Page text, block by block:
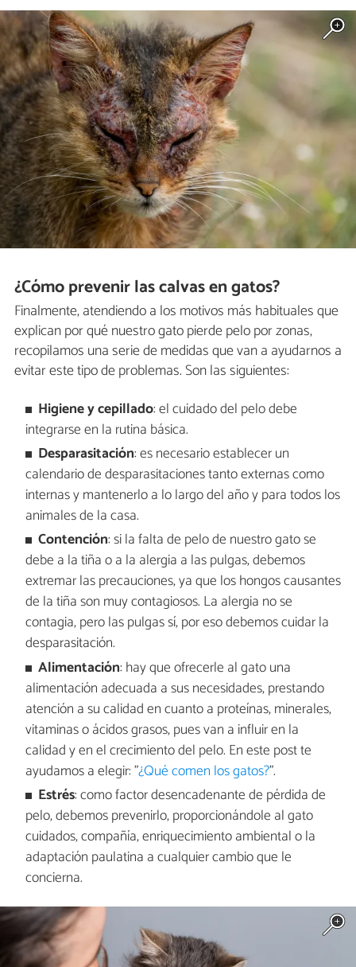
¿Cómo prevenir las calvas en gatos?
Finalmente, atendiendo a los motivos más habituales que
explican por qué nuestro gato pierde pelo por zonas,
recopilamos una serie de medidas que van a ayudarnos a
evitar este tipo de problemas. Son las siguientes:
Higiene y cepillado: el cuidado del pelo debe
integrarse en la rutina básica.
Desparasitación: es necesario establecer un
calendario de desparasitaciones tanto externas como
internas y mantenerlo a lo largo del año y para todos los
animales de la casa.
Contención: si la falta de pelo de nuestro gato se
debe a la tiña o a la alergia a las pulgas, debemos
extremar las precauciones, ya que los hongos causantes
de la tiña son muy contagiosos. La alergia no se
contagia, pero las pulgas sí, por eso debemos cuidar la
desparasitación.
Alimentación: hay que ofrecerle al gato una
alimentación adecuada a sus necesidades, prestando
atención a su calidad en cuanto a proteínas, minerales,
vitaminas o ácidos grasos, pues van a influir en la
calidad y en el crecimiento del pelo. En este post te
ayudamos a elegir: "¿Qué comen los gatos?".
Estrés: como factor desencadenante de pérdida de
pelo, debemos prevenirlo, proporcionándole al gato
cuidados, compañía, enriquecimiento ambiental o la
adaptación paulatina a cualquier cambio que le
concierna.